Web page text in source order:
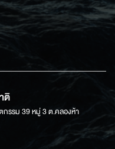
ติ
รรม 39 หมู่ 3 ต.คลองห้า